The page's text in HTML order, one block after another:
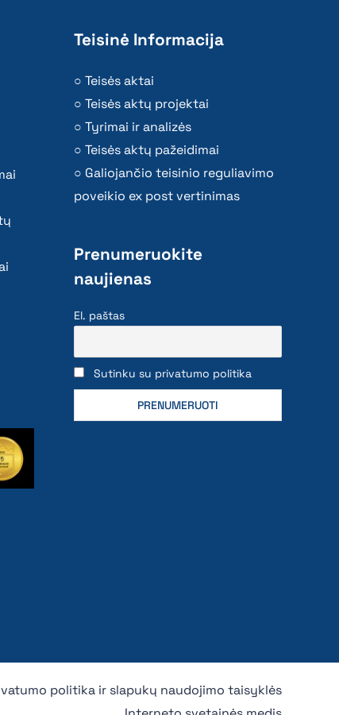
Teisinė Informacija
Teisės aktai
Teisės aktų projektai
Tyrimai ir analizės
Teisės aktų pažeidimai
Galiojančio teisinio reguliavimo
poveikio ex post vertinimas
Prenumeruokite
naujienas
El. paštas
Sutinku su privatumo politika
politika ir slapukų naudojimo taisyklės